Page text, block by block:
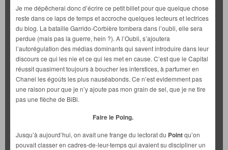
Je me dépêcherai donc d’écrire ce petit billet pour que quelque chose
reste dans ce laps de temps et accroche quelques lecteurs et lectrices
du blog. La bataille Garrido-Corbière tombera dans l’oubli, elle sera
perdue (mais pas la guerre, hein ?). A l’Oubli, s’ajoutera
l’autorégulation des médias dominants qui savent introduire dans leur
discours ce qui les nie et ce qui les met en cause. C’est que le Capital
réussit quasiment toujours à boucher les interstices, à parfumer en
Chanel les égoûts les plus nauséabonds. Ce n’est evidemment pas
une raison pour que je n’y ajoute pas mon grain de sel, que je ne tire
pas une flèche de BiBi.
Faire le Poing.
Jusqu’à aujourd’hui, on avait une frange du lectorat du Pointqu’on
pouvait classer en cadres-de-leur-temps qui avaient su discipliner un